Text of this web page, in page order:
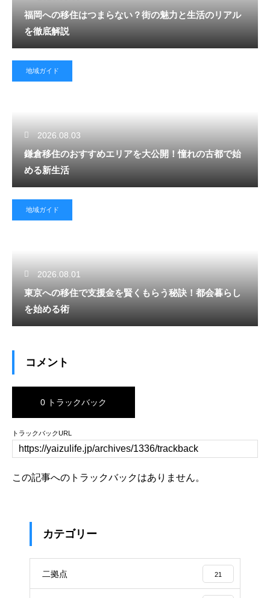
福岡への移住はつまらない？街の魅力と生活のリアル
を徹底解説
地域ガイド
2026.08.03
鎌倉移住のおすすめエリアを大公開！憧れの古都で始
める新生活
地域ガイド
2026.08.01
東京への移住で支援金を賢くもらう秘訣！都会暮らし
を始める術
コメント
0 トラックバック
トラックバックURL
この記事へのトラックバックはありません。
カテゴリー
二拠点 21